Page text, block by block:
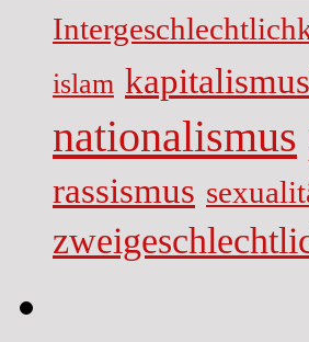
islam
nationalismus
rassismus